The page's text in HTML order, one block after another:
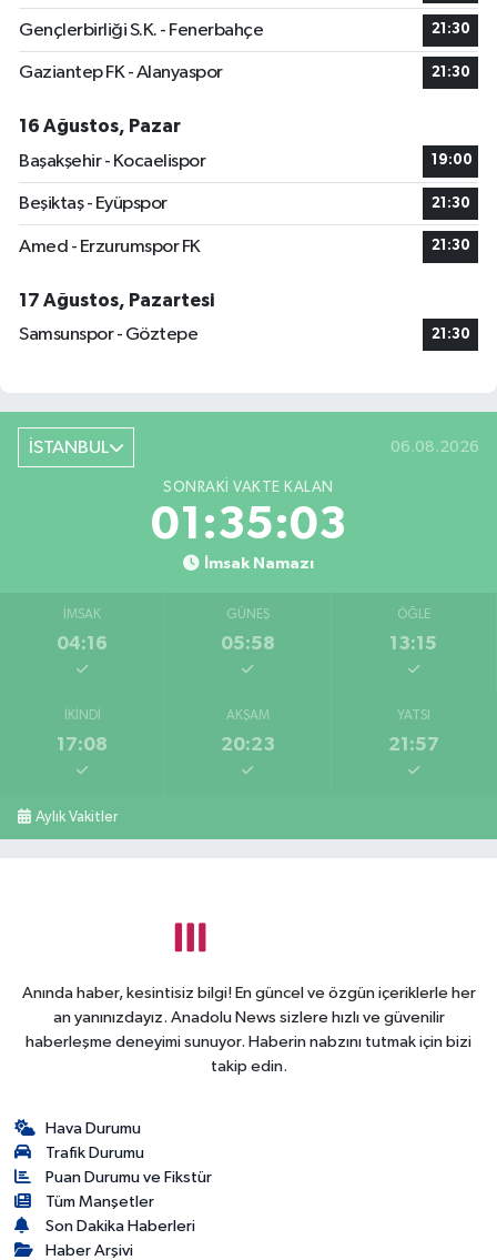
Gençlerbirliği S.K. - Fenerbahçe 21:30
Gaziantep FK - Alanyaspor 21:30
16 Ağustos, Pazar
Başakşehir - Kocaelispor
19:00
Beşiktaş - Eyüpspor 21:30
Amed - Erzurumspor FK 21:30
17 Ağustos, Pazartesi
Samsunspor - Göztepe
21:30
İSTANBUL 06.08.2026
SONRAKI VAKTE KALAN
01:35:02
İmsak Namazı
İMSAK
04:16
GÜNEŞ
05:58
ÖĞLE
13:15
İKINDI
17:08
AKŞAM
20:23
YATSI
21:57
Aylık Vakitler
Anında haber, kesintisiz bilgi! En güncel ve özgün içeriklerle her
an yanınızdayız. Anadolu News sizlere hızlı ve güvenilir
haberleşme deneyimi sunuyor. Haberin nabzını tutmak için bizi
takip edin.
Hava Durumu
Trafik Durumu
Puan Durumu ve Fikstür
Tüm Manşetler
Son Dakika Haberleri
Haber Arşivi